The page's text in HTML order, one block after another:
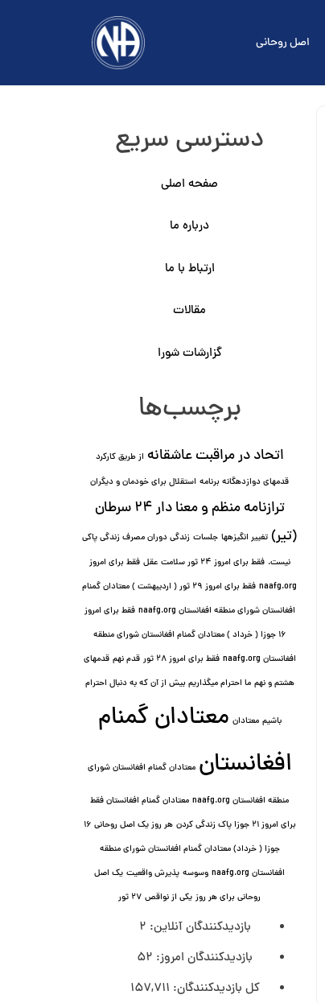
اصل روحانی
دسترسی سریع
صفحه اصلی
درباره ما
ارتباط با ما
مقالات
گزارشات شورا
برچسب‌ها
اتحاد در مراقبت عاشقانه از طریق کارکرد
قدمهای دوازده⁯گانه برنامه استقلال برای خودمان و دیگران
ترازنامه منظم و معنا دار ٢۴ سرطان
(تیر) تغییر انگیزه⁯ها جلسات زندگی دوران مصرف زندگی پاکی
نیست. فقط برای امروز 24 ثور سلامت عقل
فقط برای امروز
naafg.org
فقط برای امروز ٢٩ ثور ( اردیبهشت ) معتادان گمنام
افغانستان شورای منطقه افغانستان naafg.org
فقط برای امروز
۱۶ جوزا ( خرداد ) معتادان گمنام افغانستان شورای منطقه
افغانستان naafg.org
فقط برای امروز ۲۸ ثور قدم نهم قدمهای
هشتم و نهم ما احترام میگذاریم بیش از آن که به دنبال احترام
باشیم معتادان معتادان گمنام
افغانستان معتادان گمنام افغانستان شورای
منطقه افغانستان naafg.org
معتادان گمنام افغانستان فقط
برای امروز ۲۱ جوزا پاک زندگی کردن
هر روز یک اصل روحانی ۱۶
جوزا ( خرداد) معتادان گمنام افغانستان شورای منطقه
افغانستان naafg.org
وسوسه پذيرش واقعیت یک اصل
روحانی برای هر روز یکی از نواقص ۲۷ ثور
بازدیدکنندگان آنلاین: 2
بازدیدکنندگان امروز: 52
کل بازدیدکنند‌گان: 157,711